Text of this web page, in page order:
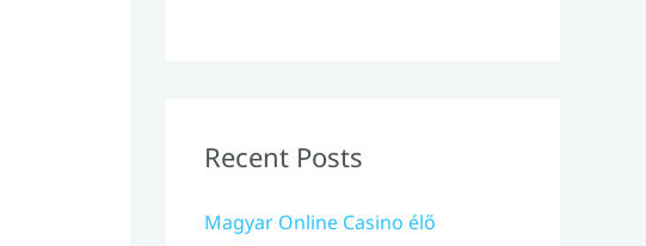
Recent Posts
Magyar Online Casino élő